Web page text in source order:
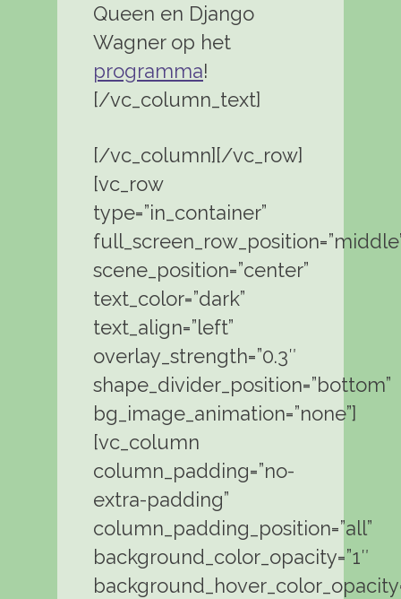
Queen en Django
Wagner op het
programma!
[/vc_column_text]
[/vc_column][/vc_row]
[vc_row
type=”in_container”
scene_position=”center”
text_color=”dark”
text_align=”left”
overlay_strength=”0.3″
shape_divider_position=”bottom”
bg_image_animation=”none”]
[vc_column
column_padding=”no-
extra-padding”
column_padding_position=”all”
background_color_opacity=”1″